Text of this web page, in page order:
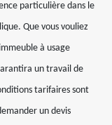
particulière dans le
Que vous vouliez
à usage
un travail de
tarifaires sont
un devis